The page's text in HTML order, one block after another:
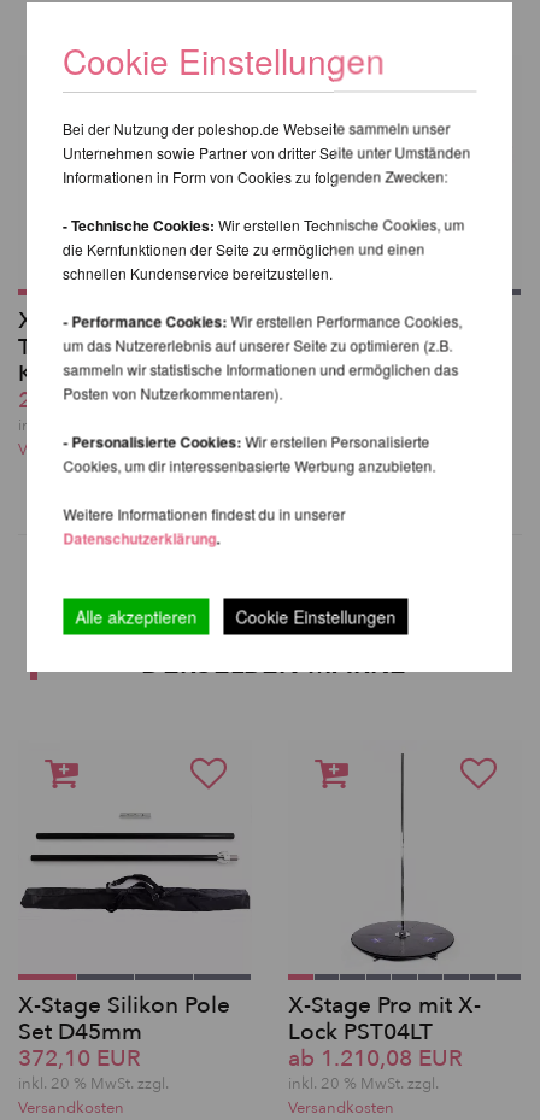
X-Stage (Lite)
Tragetasche -
Komplett Set
262,18 EUR
inkl. 20 % MwSt. zzgl.
Versandkosten
Gestell für X-Stage/-
Lite/-Pro
ab 554,62 EUR
WEITERE PRODUKTE
DERSELBEN MARKE
X-Stage Silikon Pole
Set D45mm
372,10 EUR
inkl. 20 % MwSt. zzgl.
Versandkosten
X-Stage Pro mit X-
Lock PST04LT
ab 1.210,08 EUR
inkl. 20 % MwSt. zzgl.
Versandkosten
Cookie Einstellungen
Bei der Nutzung der poleshop.de Webseite sammeln unser
Unternehmen sowie Partner von dritter Seite unter Umständen
Informationen in Form von Cookies zu folgenden Zwecken:
- Technische Cookies: Wir erstellen Technische Cookies, um
die Kernfunktionen der Seite zu ermöglichen und einen
schnellen Kundenservice bereitzustellen.
- Performance Cookies:Wir erstellen Performance Cookies,
um das Nutzererlebnis auf unserer Seite zu optimieren (z.B.
sammeln wir statistische Informationen und ermöglichen das
Posten von Nutzerkommentaren).
- Personalisierte Cookies:Wir erstellen Personalisierte
Cookies, um dir interessenbasierte Werbung anzubieten.
Weitere Informationen findest du in unserer
Datenschutzerklärung.
Alle akzeptieren Cookie Einstellungen